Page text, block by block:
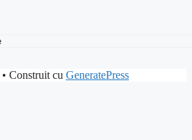
• Construit cu GeneratePress